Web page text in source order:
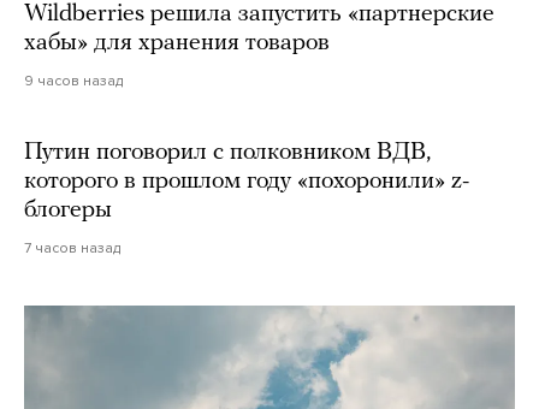
Wildberries решила запустить «партнерские
хабы» для хранения товаров
9 часов назад
Путин поговорил с полковником ВДВ,
которого в прошлом году «похоронили» z-
блогеры
7 часов назад